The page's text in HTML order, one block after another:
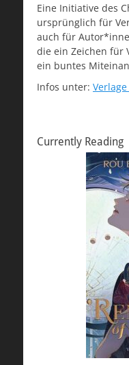
Eine Initiative des
ursprünglich für
auch für
die ein Zeichen für
ein buntes
Infos unter:
Currently Reading